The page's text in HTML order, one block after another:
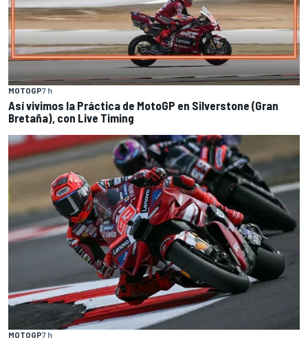
MOTOGP7 h
Así vivimos la Práctica de MotoGP en Silverstone (Gran
Bretaña), con Live Timing
MOTOGP7 h